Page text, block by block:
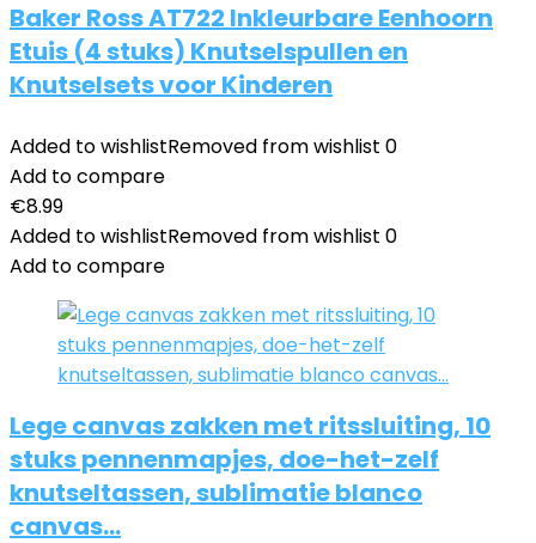
Baker Ross AT722 Inkleurbare Eenhoorn
Etuis (4 stuks) Knutselspullen en
Knutselsets voor Kinderen
Added to wishlistRemoved from wishlist 0
Add to compare
€8.99
Added to wishlistRemoved from wishlist 0
Add to compare
Lege canvas zakken met ritssluiting, 10
stuks pennenmapjes, doe-het-zelf
knutseltassen, sublimatie blanco
canvas…